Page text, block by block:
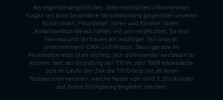
Als eigentümergeführtes, österreichisches Unternehmen
tragen wir eine besondere Verantwortung gegenüber unseren
Kund:innen, Mitarbeiter:innen und Partner:innen.
Ausschließlich diesen fühlen wir uns verpflichtet. So sind
Fairness und Vertrauen ein wichtiger Teil unserer
Unternehmens-DNA und Mission . Denn gerade im
Personalbereich ist es wichtig, sich aufeinander verlassen zu
können. Seit der Gründung der TTI im Jahr 1989 entwickelte
sich im Laufe der Zeit die TTI Group mit all ihren
Tochterunternehmen, welche heute von rund 3.250 Kunden
auf ihrem Erfolgsweg begleitet werden.